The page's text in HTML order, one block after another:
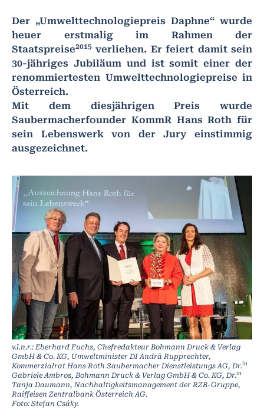
Der „Umwelttechnologiepreis Daphne“ wurde
heuer erstmalig im Rahmen der
Staatspreise2015 verliehen. Er feiert damit sein
30-jähriges Jubiläum und ist somit einer der
renommiertesten Umwelttechnologiepreise in
Österreich.
Mit dem diesjährigen Preis wurde
Saubermacherfounder KommR Hans Roth für
sein Lebenswerk von der Jury einstimmig
ausgezeichnet.
v.l.n.r.: Eberhard Fuchs, Chefredakteur Bohmann Druck & Verlag
GmbH & Co. KG, Umweltminister DI Andrä Rupprechter,
Kommerzialrat Hans Roth Saubermacher Dienstleistungs AG, Dr.in
Gabriele Ambros, Bohmann Druck & Verlag GmbH & Co. KG, Dr.in
Tanja Daumann, Nachhaltigkeitsmanagement der RZB-Gruppe,
Raiffeisen Zentralbank Österreich AG.
Foto: Stefan Csáky.